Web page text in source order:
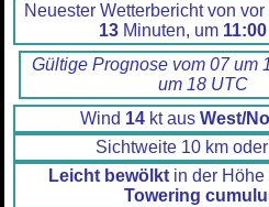
Neuester Wetterbericht von vor
13Minuten, um 11:00
Gültige Prognose vom 07 um
um 18 UTC
Wind 14 kt aus West/
Sichtweite 10 km
Leicht bewölktin der Höhe
Towering